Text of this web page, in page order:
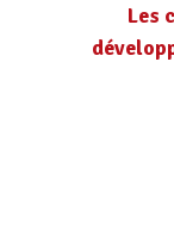
Les